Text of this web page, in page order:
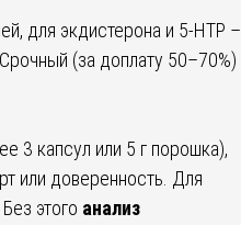
для экдистерона и 5-HTP –
(за доплату 50–70%)
3 капсул или 5 г порошка),
или доверенность. Для
этого анализ